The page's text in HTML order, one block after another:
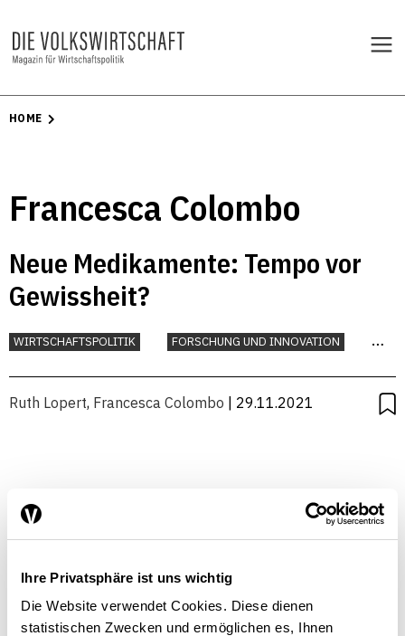
Ihre Privatsphäre ist uns wichtig
Die Website verwendet Cookies. Diese dienen
statistischen Zwecken und ermöglichen es, Ihnen
HOME
Francesca Colombo
Neue Medikamente: Tempo vor
Gewissheit?
WIRTSCHAFTSPOLITIK
FORSCHUNG UND INNOVATION
Ruth Lopert, Francesca Colombo | 29.11.2021